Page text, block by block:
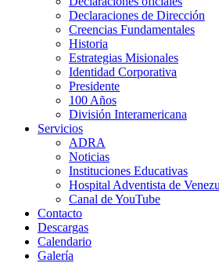
Declaraciones de Dirección
Creencias Fundamentales
Historia
Estrategias Misionales
Identidad Corporativa
Presidente
100 Años
División Interamericana
Servicios
ADRA
Noticias
Instituciones Educativas
Hospital Adventista de
Canal de YouTube
Contacto
Descargas
Calendario
Galería